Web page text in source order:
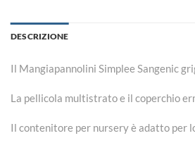
DESCRIZIONE
Il Mangiapannolini Simplee Sangenic
La pellicola multistrato e il coperchio
Il contenitore per nursery è adatto per